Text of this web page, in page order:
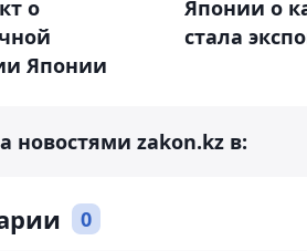
о
Японии
Японии о
стала
новостями zakon.kz в:
0